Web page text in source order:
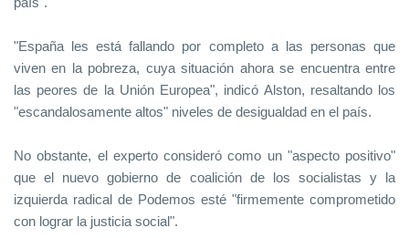
"España les está fallando por completo a las personas que
viven en la pobreza, cuya situación ahora se encuentra entre
las peores de la Unión Europea", indicó Alston, resaltando los
"escandalosamente altos" niveles de desigualdad en el país.
No obstante, el experto consideró como un "aspecto positivo"
que el nuevo gobierno de coalición de los socialistas y la
izquierda radical de Podemos esté "firmemente comprometido
con lograr la justicia social".